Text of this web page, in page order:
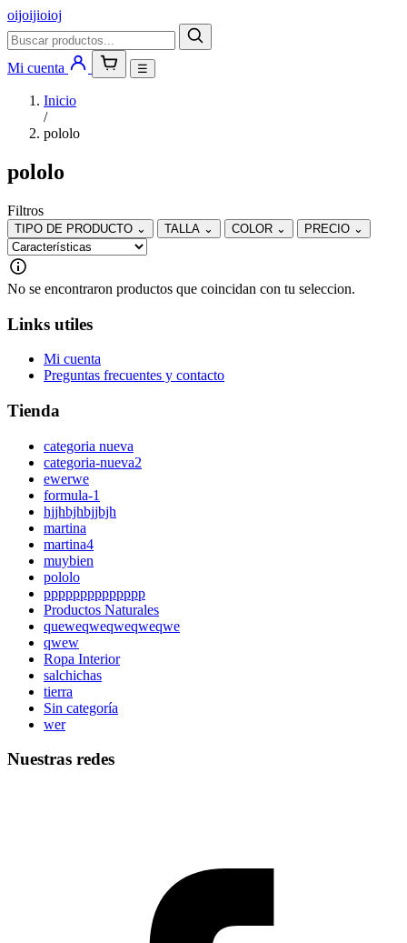
oijoijioioj
Mi cuenta ☰
Inicio
/
pololo
pololo
Filtros
TIPO DE PRODUCTO ⌄ TALLA ⌄ COLOR ⌄ PRECIO ⌄
No se encontraron productos que coincidan con tu seleccion.
Links utiles
Mi cuenta
Preguntas frecuentes y contacto
Tienda
categoria nueva
categoria-nueva2
ewerwe
formula-1
hjjhbjhbjjbjh
martina
martina4
muybien
pololo
pppppppppppppp
Productos Naturales
queweqweqweqweqwe
qwew
Ropa Interior
salchichas
tierra
Sin categoría
wer
Nuestras redes